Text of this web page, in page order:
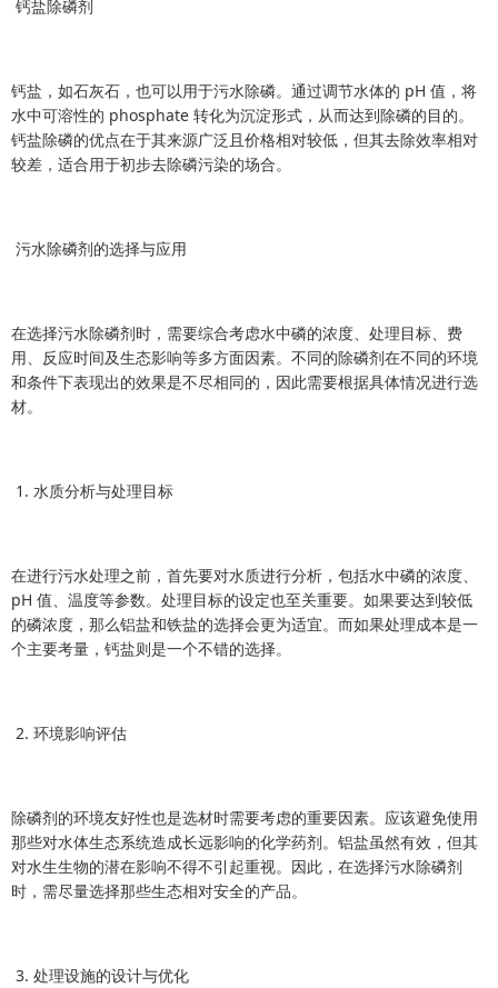
钙盐除磷剂
钙盐，如石灰石，也可以用于污水除磷。通过调节水体的 pH 值，将
水中可溶性的 phosphate 转化为沉淀形式，从而达到除磷的目的。
钙盐除磷的优点在于其来源广泛且价格相对较低，但其去除效率相对
较差，适合用于初步去除磷污染的场合。
污水除磷剂的选择与应用
在选择污水除磷剂时，需要综合考虑水中磷的浓度、处理目标、费
用、反应时间及生态影响等多方面因素。不同的除磷剂在不同的环境
和条件下表现出的效果是不尽相同的，因此需要根据具体情况进行选
材。
1. 水质分析与处理目标
在进行污水处理之前，首先要对水质进行分析，包括水中磷的浓度、
pH 值、温度等参数。处理目标的设定也至关重要。如果要达到较低
的磷浓度，那么铝盐和铁盐的选择会更为适宜。而如果处理成本是一
个主要考量，钙盐则是一个不错的选择。
2. 环境影响评估
除磷剂的环境友好性也是选材时需要考虑的重要因素。应该避免使用
那些对水体生态系统造成长远影响的化学药剂。铝盐虽然有效，但其
对水生生物的潜在影响不得不引起重视。因此，在选择污水除磷剂
时，需尽量选择那些生态相对安全的产品。
3. 处理设施的设计与优化